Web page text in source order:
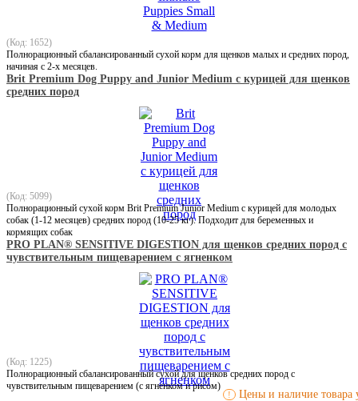
(Код: 1652)
Полнорационный сбалансированный сухой корм для щенков малых и средних пород,
начиная с 2-х месяцев.
Brit Premium Dog Puppy and Junior Medium с курицей для щенков
средних пород
(Код: 5099)
Полнорационный сухой корм Brit Premium Junior Medium с курицей для молодых
собак (1-12 месяцев) средних пород (10-25 кг). Подходит для беременных и
кормящих собак
PRO PLAN® SENSITIVE DIGESTION для щенков средних пород с
чувствительным пищеварением с ягненком
(Код: 1225)
Полнорационный сбалансированный сухой для щенков средних пород с
чувствительным пищеварением (с ягненком и рисом)
! Цены и наличие товара